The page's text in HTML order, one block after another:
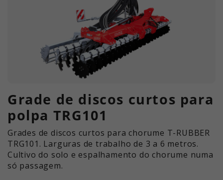
Grade de discos curtos para
polpa TRG101
Grades de discos curtos para chorume T-RUBBER
TRG101. Larguras de trabalho de 3 a 6 metros.
Cultivo do solo e espalhamento do chorume numa
só passagem.